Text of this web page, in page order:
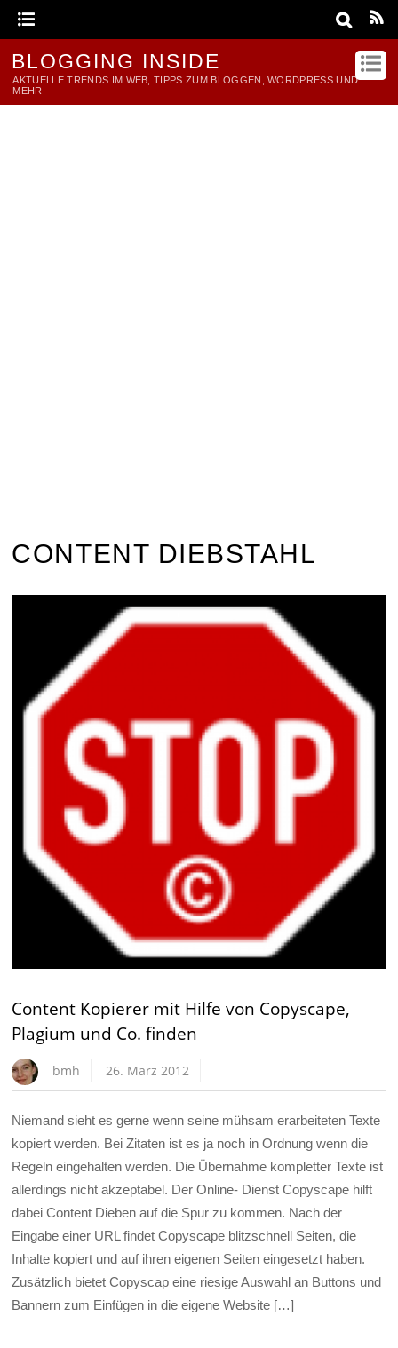
BLOGGING INSIDE
AKTUELLE TRENDS IM WEB, TIPPS ZUM BLOGGEN, WORDPRESS UND
MEHR
CONTENT DIEBSTAHL
Content Kopierer mit Hilfe von Copyscape,
Plagium und Co. finden
bmh 26. März 2012
Niemand sieht es gerne wenn seine mühsam erarbeiteten Texte
kopiert werden. Bei Zitaten ist es ja noch in Ordnung wenn die
Regeln eingehalten werden. Die Übernahme kompletter Texte ist
allerdings nicht akzeptabel. Der Online- Dienst Copyscape hilft
dabei Content Dieben auf die Spur zu kommen. Nach der
Eingabe einer URL findet Copyscape blitzschnell Seiten, die
Inhalte kopiert und auf ihren eigenen Seiten eingesetzt haben.
Zusätzlich bietet Copyscap eine riesige Auswahl an Buttons und
Bannern zum Einfügen in die eigene Website […]